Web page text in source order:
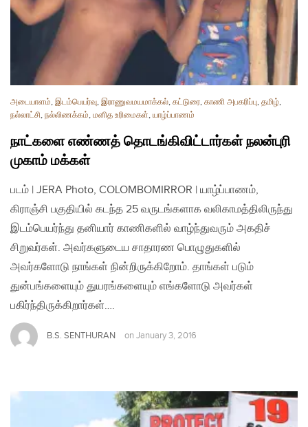
அடையாளம், இடம்பெயர்வு, இராணுவமயமாக்கல், கட்டுரை, காணி அபகரிப்பு, தமிழ்,
நல்லாட்சி, நல்லிணக்கம், மனித உரிமைகள், யாழ்ப்பாணம்
நாட்களை எண்ணத் தொடங்கிவிட்டார்கள் நலன்புரி
முகாம் மக்கள்
படம் | JERA Photo, COLOMBOMIRROR | யாழ்ப்பாணம்,
கிராஞ்சி பகுதியில் கடந்த 25 வருடங்களாக வலிகாமத்திலிருந்து
இடம்பெயர்ந்து தனியார் காணிகளில் வாழ்ந்துவரும் அகதிச்
சிறுவர்கள். அவர்களுடைய சாதாரண பொழுதுகளில்
அவர்களோடு நாங்கள் நின்றிருக்கிறோம். தாங்கள் படும்
துன்பங்களையும் துயரங்களையும் எங்களோடு அவர்கள்
பகிர்ந்திருக்கிறார்கள்….
B.S. SENTHURAN on January 3, 2016